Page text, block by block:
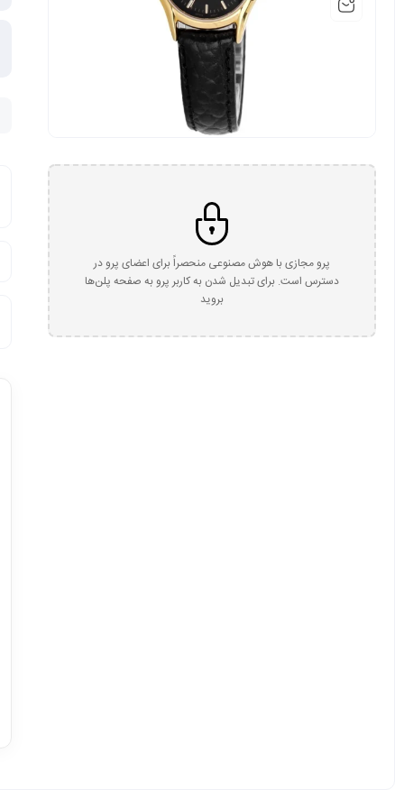
پرو مجازی با هوش مصنوعی منحصراً برای اعضای پرو در
دسترس است. برای تبدیل شدن به کاربر پرو به صفحه پلن‌ها
بروید